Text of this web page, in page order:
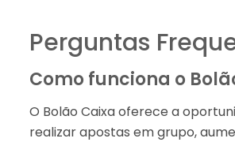
Perguntas
Como funciona o
O Bolão Caixa oferece a
realizar apostas em grupo,